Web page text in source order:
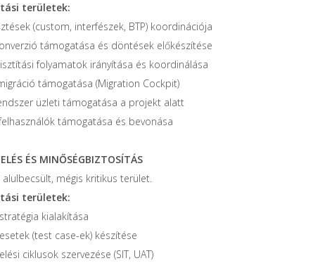
területek:
(custom, interfészek, BTP) koordinációja
támogatása és döntések előkészítése
folyamatok irányítása és koordinálása
támogatása (Migration Cockpit)
üzleti támogatása a projekt alatt
támogatása és bevonása
ÉS MINŐSÉGBIZTOSÍTÁS
alulbecsült, mégis kritikus terület.
területek:
kialakítása
(test case-ek) készítése
ciklusok szervezése (SIT, UAT)